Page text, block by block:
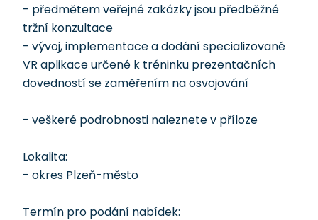
- předmětem veřejné zakázky jsou předběžné
tržní konzultace
- vývoj, implementace a dodání specializované
VR aplikace určené k tréninku prezentačních
dovedností se zaměřením na osvojování
- veškeré podrobnosti naleznete v příloze
Lokalita:
- okres Plzeň-město
Termín pro podání nabídek: